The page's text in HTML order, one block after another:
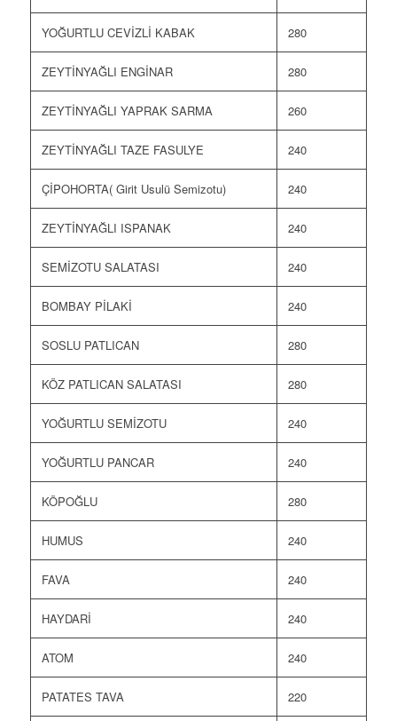
YOĞURTLU CEVİZLİ KABAK 280
ZEYTİNYAĞLI ENGİNAR 280
ZEYTİNYAĞLI YAPRAK SARMA 260
ZEYTİNYAĞLI TAZE FASULYE 240
ÇİPOHORTA( Girit Usulü Semizotu) 240
ZEYTİNYAĞLI ISPANAK 240
SEMİZOTU SALATASI 240
BOMBAY PİLAKİ 240
SOSLU PATLICAN 280
KÖZ PATLICAN SALATASI 280
YOĞURTLU SEMİZOTU 240
YOĞURTLU PANCAR 240
KÖPOĞLU 280
HUMUS 240
FAVA 240
HAYDARİ 240
ATOM 240
PATATES TAVA 220